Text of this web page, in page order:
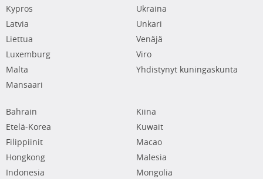
Kypros
Latvia
Liettua
Luxemburg
Malta
Mansaari
Ukraina
Unkari
Venäjä
Viro
Yhdistynyt kuningaskunta
Bahrain
Etelä-Korea
Filippiinit
Hongkong
Indonesia
Kiina
Kuwait
Macao
Malesia
Mongolia